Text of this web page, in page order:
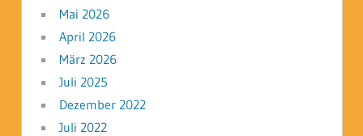
Mai 2026
April 2026
März 2026
Juli 2025
Dezember 2022
Juli 2022